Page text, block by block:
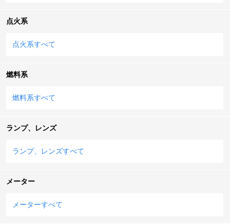
点火系
点火系すべて
燃料系
燃料系すべて
ランプ、レンズ
ランプ、レンズすべて
メーター
メーターすべて